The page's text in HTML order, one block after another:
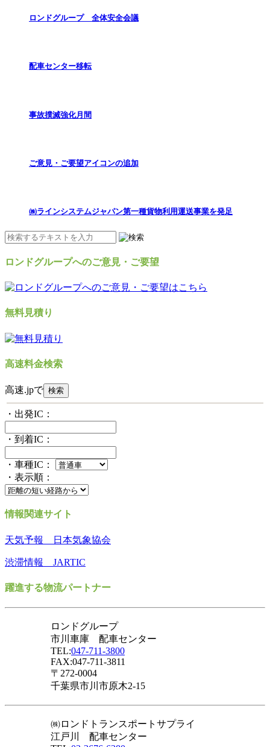
ロンドグループ 全体安全会議
配車センター移転
事故撲滅強化月間
ご意見・ご要望アイコンの追加
㈱ラインシステムジャパン第一種貨物利用運送事業を発足
ロンドグループへのご意見・ご要望
無料見積り
高速料金検索
高速.jpで
・出発IC：
・到着IC：
・車種IC：
・表示順：
情報関連サイト
天気予報 日本気象協会
渋滞情報 JARTIC
躍進する物流パートナー
ロンドグループ
市川車庫 配車センター
TEL:047-711-3800
FAX:047-711-3811
〒272-0004
千葉県市川市原木2-15
㈱ロンドトランスポートサプライ
江戸川 配車センター